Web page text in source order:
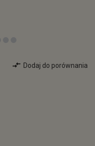
Dodaj do porównania